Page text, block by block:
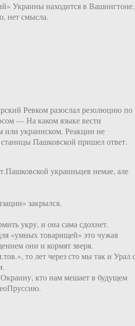
Украины находится в Вашингтоне.
нет смысла.
Ревком разослал резолюцию по
— На каком языке вести
или украинском. Реакции не
станицы Пашковской пришел ответ.
украиньцев немае, але
закрылся.
укру, и она сама сдохнет.
«умных товарищей» это чужая
они и кормят зверя.
то лет через сто мы так и Урал
кто нам мешает в будущем